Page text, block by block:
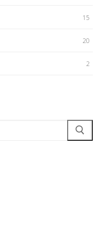
15
20
2